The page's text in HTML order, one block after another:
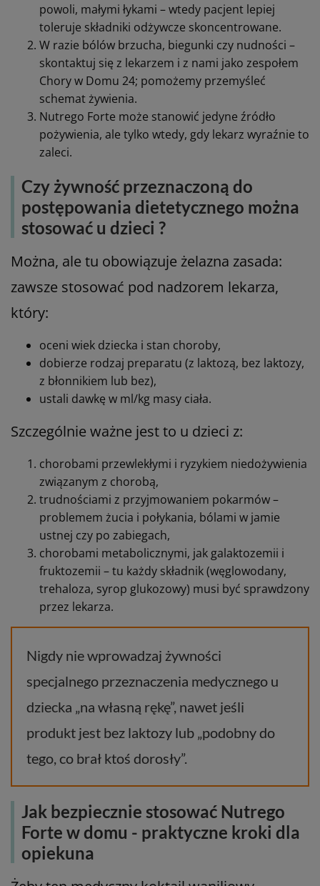
powoli, małymi łykami – wtedy pacjent lepiej
toleruje składniki odżywcze skoncentrowane.
W razie bólów brzucha, biegunki czy nudności –
skontaktuj się z lekarzem i z nami jako zespołem
Chory w Domu 24; pomożemy przemyśleć
schemat żywienia.
Nutrego Forte może stanowić jedyne źródło
pożywienia, ale tylko wtedy, gdy lekarz wyraźnie to
zaleci.
Czy żywność przeznaczoną do
postępowania dietetycznego można
stosować u dzieci ?
Można, ale tu obowiązuje żelazna zasada:
zawsze stosować pod nadzorem lekarza,
który:
oceni wiek dziecka i stan choroby,
dobierze rodzaj preparatu (z laktozą, bez laktozy,
z błonnikiem lub bez),
ustali dawkę w ml/kg masy ciała.
Szczególnie ważne jest to u dzieci z:
chorobami przewlekłymi i ryzykiem niedożywienia
związanym z chorobą,
trudnościami z przyjmowaniem pokarmów –
problemem żucia i połykania, bólami w jamie
ustnej czy po zabiegach,
chorobami metabolicznymi, jak galaktozemii i
fruktozemii – tu każdy składnik (węglowodany,
trehaloza, syrop glukozowy) musi być sprawdzony
przez lekarza.
Nigdy nie wprowadzaj żywności
specjalnego przeznaczenia medycznego u
dziecka „na własną rękę”, nawet jeśli
produkt jest bez laktozy lub „podobny do
tego, co brał ktoś dorosły”.
Jak bezpiecznie stosować Nutrego
Forte w domu - praktyczne kroki dla
opiekuna